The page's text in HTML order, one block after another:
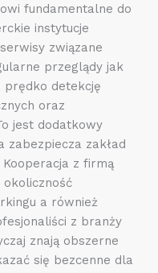
fundamentalne do
instytucje
związane
przeglądy jak
prędko detekcję
oraz
jest dodatkowy
zakład
z firmą
okoliczność
a również
z branży
znają obszerne
się bezcenne dla